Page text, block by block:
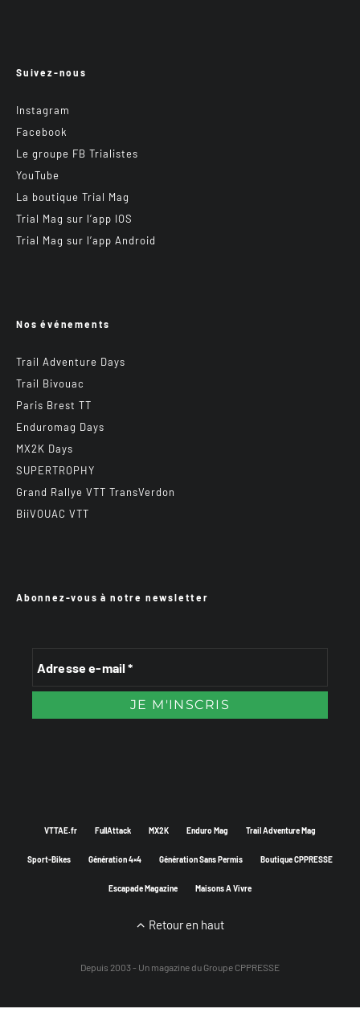
Suivez-nous
Instagram
Facebook
Le groupe FB Trialistes
YouTube
La boutique Trial Mag
Trial Mag sur l’app IOS
Trial Mag sur l’app Android
Nos événements
Trail Adventure Days
Trail Bivouac
Paris Brest TT
Enduromag Days
MX2K Days
SUPERTROPHY
Grand Rallye VTT TransVerdon
BiiVOUAC VTT
Abonnez-vous à notre newsletter
VTTAE.fr FullAttack MX2K Enduro Mag Trail Adventure Mag
Sport-Bikes Génération 4×4 Génération Sans Permis Boutique CPPRESSE
Escapade Magazine Maisons A Vivre
Retour en haut
Depuis 2003 - Un magazine du Groupe CPPRESSE